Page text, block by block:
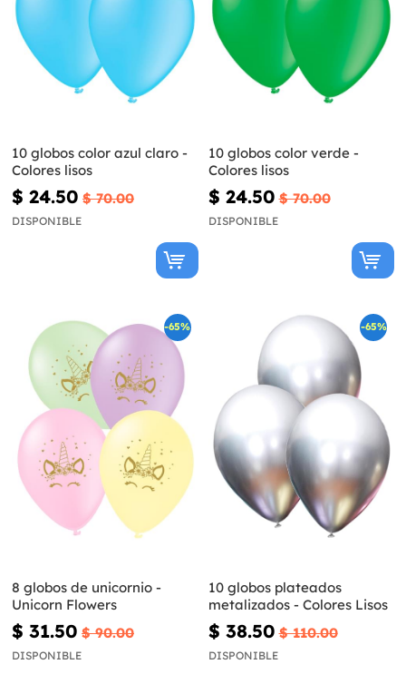
10 globos color azul claro -
Colores lisos
$ 24.50 $ 70.00
DISPONIBLE
10 globos color verde -
Colores lisos
$ 24.50 $ 70.00
DISPONIBLE
-65%
8 globos de unicornio -
Unicorn Flowers
$ 31.50 $ 90.00
DISPONIBLE
-65%
10 globos plateados
metalizados - Colores Lisos
$ 38.50 $ 110.00
DISPONIBLE